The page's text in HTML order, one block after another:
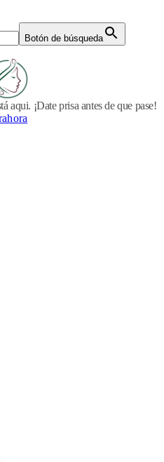
Botón de búsqueda
aqui. ¡Date prisa antes de que pase!